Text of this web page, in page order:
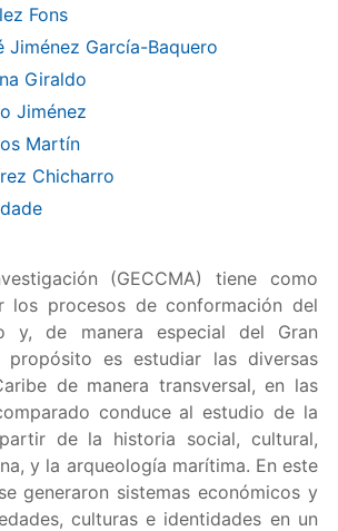
Fons
Jiménez García-Baquero
Giraldo
Jiménez
Martín
Chicharro
(GECCMA) tiene como
los procesos de conformación del
y, de manera especial del Gran
propósito es estudiar las diversas
de manera transversal, en las
conduce al estudio de la
de la historia social, cultural,
y la arqueología marítima. En este
generaron sistemas económicos y
culturas e identidades en un